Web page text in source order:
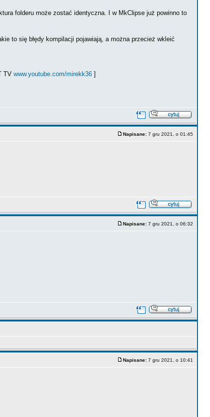
folderu może zostać identyczna. I w MkClipse już powinno to
to się błędy kompilacji pojawiają, a można przecież wkleić
TV www.youtube.com/mirekk36 ]
Napisane: 7 gru 2021, o 01:45
Napisane: 7 gru 2021, o 06:32
Napisane: 7 gru 2021, o 10:41